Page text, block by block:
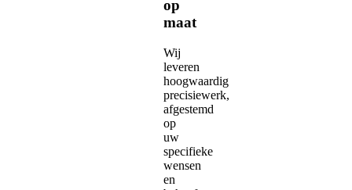
op
maat
Wij
leveren
hoogwaardig
precisiewerk,
afgestemd
op
uw
specifieke
wensen
en